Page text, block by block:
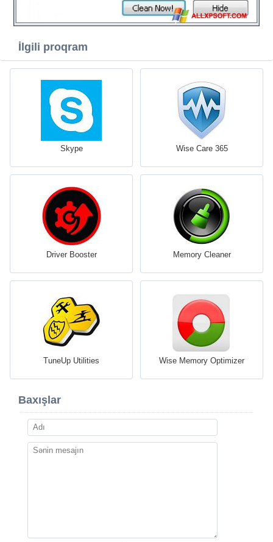
İlgili proqram
Skype Wise Care 365
Driver Booster Memory Cleaner
TuneUp Utilities Wise Memory Optimizer
Baxışlar